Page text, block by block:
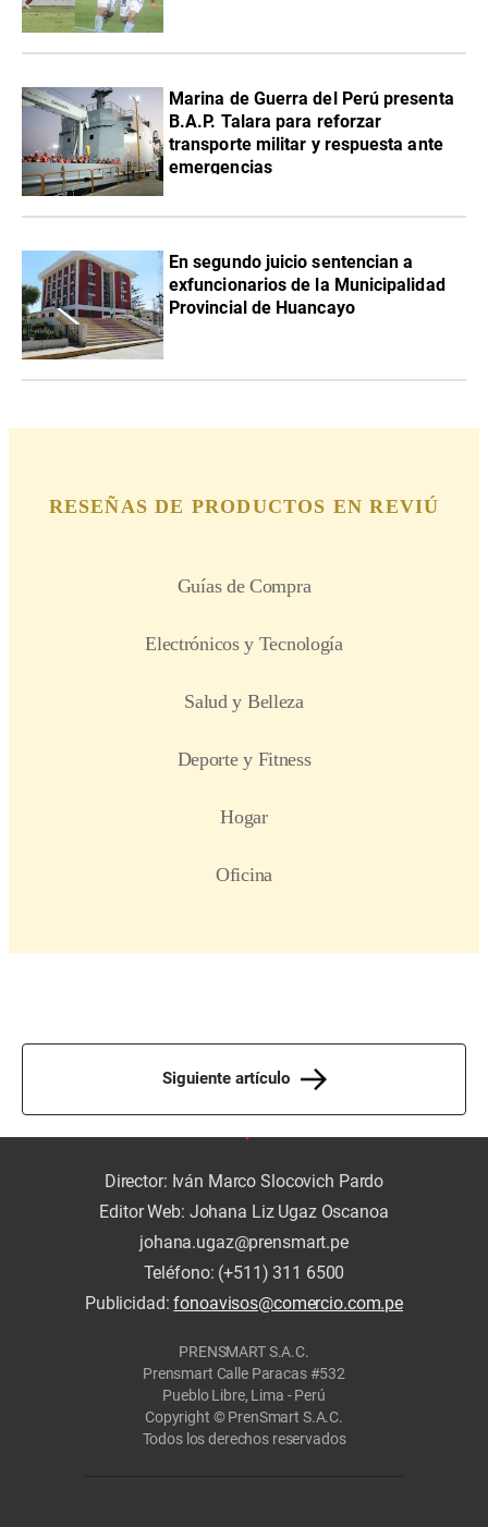
Marina de Guerra del Perú presenta
B.A.P. Talara para reforzar
transporte militar y respuesta ante
emergencias
En segundo juicio sentencian a
exfuncionarios de la Municipalidad
Provincial de Huancayo
Siguiente artículo
Director: Iván Marco Slocovich Pardo
Editor Web: Johana Liz Ugaz Oscanoa
johana.ugaz@prensmart.pe
Teléfono: (+511) 311 6500
Publicidad:fonoavisos@comercio.com.pe
PRENSMART S.A.C.
Prensmart Calle Paracas #532
Pueblo Libre, Lima - Perú
Copyright © PrenSmart S.A.C.
Todos los derechos reservados